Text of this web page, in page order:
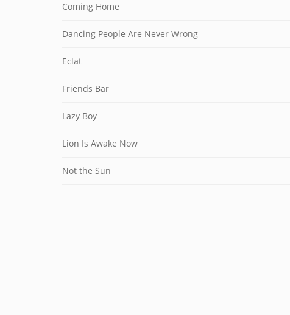
Coming Home
Dancing People Are Never Wrong
Eclat
Friends Bar
Lazy Boy
Lion Is Awake Now
Not the Sun